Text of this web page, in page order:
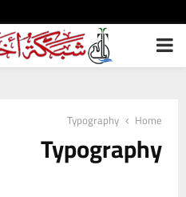
PRIMARY
Home
Typography
Typography